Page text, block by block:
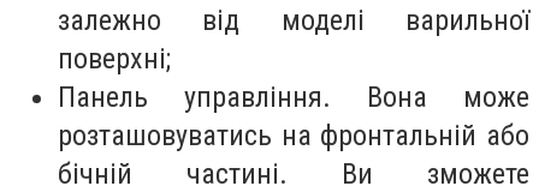
залежно від моделі варильної
поверхні;
Панель управління. Вона може
розташовуватись на фронтальній або
бічній частині. Ви зможете